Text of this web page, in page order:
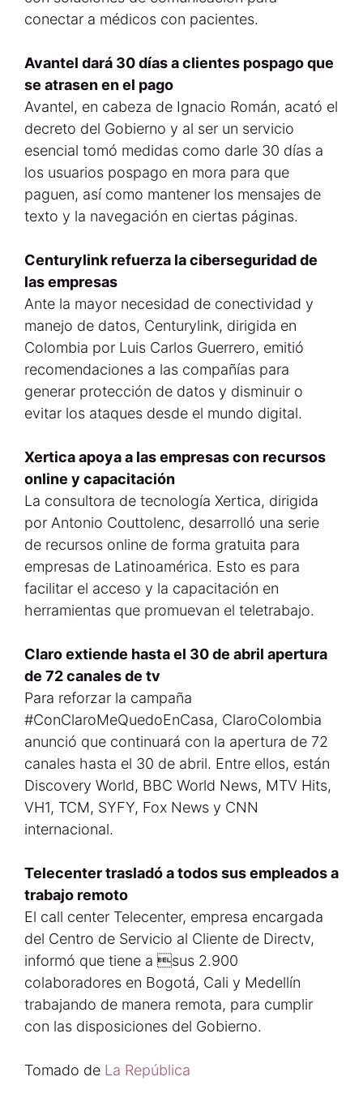
conectar a médicos con pacientes.
Avantel dará 30 días a clientes pospago que
se atrasen en el pago
Avantel, en cabeza de Ignacio Román, acató el
decreto del Gobierno y al ser un servicio
esencial tomó medidas como darle 30 días a
los usuarios pospago en mora para que
paguen, así como mantener los mensajes de
texto y la navegación en ciertas páginas.
Centurylink refuerza la ciberseguridad de
las empresas
Ante la mayor necesidad de conectividad y
manejo de datos, Centurylink, dirigida en
Colombia por Luis Carlos Guerrero, emitió
recomendaciones a las compañías para
generar protección de datos y disminuir o
evitar los ataques desde el mundo digital.
Xertica apoya a las empresas con recursos
online y capacitación
La consultora de tecnología Xertica, dirigida
por Antonio Couttolenc, desarrolló una serie
de recursos online de forma gratuita para
empresas de Latinoamérica. Esto es para
facilitar el acceso y la capacitación en
herramientas que promuevan el teletrabajo.
Claro extiende hasta el 30 de abril apertura
de 72 canales de tv
Para reforzar la campaña
#ConClaroMeQuedoEnCasa, ClaroColombia
anunció que continuará con la apertura de 72
canales hasta el 30 de abril. Entre ellos, están
Discovery World, BBC World News, MTV Hits,
VH1, TCM, SYFY, Fox News y CNN
internacional.
Telecenter trasladó a todos sus empleados a
trabajo remoto
El call center Telecenter, empresa encargada
del Centro de Servicio al Cliente de Directv,
informó que tiene a sus 2.900
colaboradores en Bogotá, Cali y Medellín
trabajando de manera remota, para cumplir
con las disposiciones del Gobierno.
Tomado de La República